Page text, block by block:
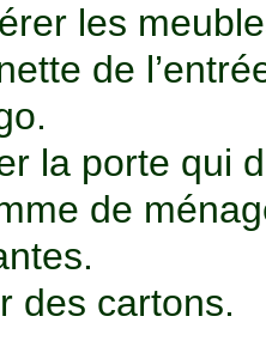
les
de
la porte qui
de
des cartons.